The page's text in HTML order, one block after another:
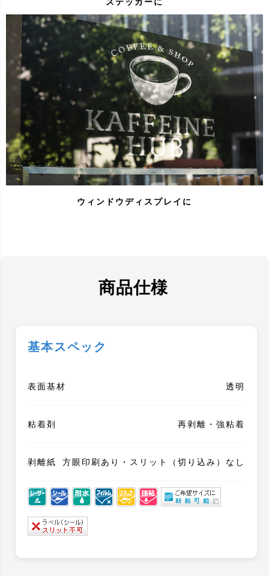
ウィンドウディスプレイに
商品仕様
基本スペック
表面基材 透明
粘着剤 再剥離・強粘着
剥離紙 方眼印刷あり・スリット（切り込み）なし